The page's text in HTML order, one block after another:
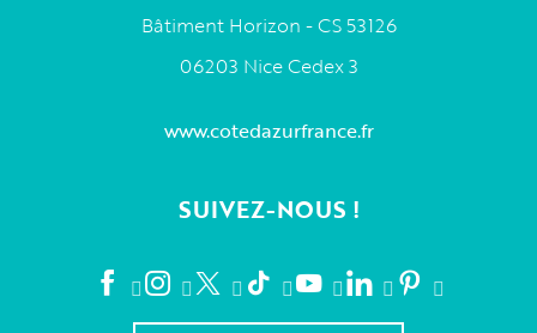
Bâtiment Horizon - CS 53126
06203 Nice Cedex 3
www.cotedazurfrance.fr
SUIVEZ-NOUS !